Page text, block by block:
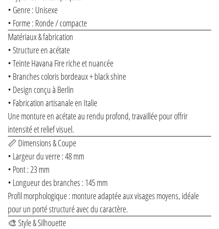
• Genre : Unisexe
• Forme : Ronde / compacte
Matériaux & fabrication
• Structure en acétate
• Teinte Havana Fire riche et nuancée
• Branches coloris bordeaux + black shine
• Design conçu à Berlin
• Fabrication artisanale en Italie
Une monture en acétate au rendu profond, travaillée pour offrir
intensité et relief visuel.
📏 Dimensions & Coupe
• Largeur du verre : 48 mm
• Pont : 23 mm
• Longueur des branches : 145 mm
Profil morphologique : monture adaptée aux visages moyens, idéale
pour un porté structuré avec du caractère.
🎨 Style & Silhouette